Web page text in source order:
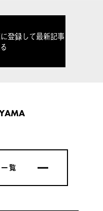
登録して最新記事
覧
覧